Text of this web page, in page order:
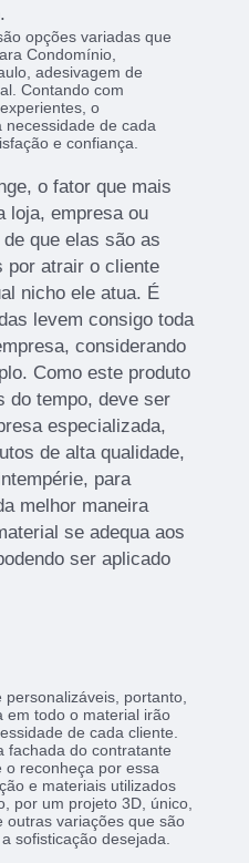
opções variadas que
Condomínio,
adesivagem de
Contando com
o
de cada
e confiança.
o fator que mais
loja, empresa ou
que elas são as
por atrair o cliente
nicho ele atua. É
levem consigo toda
considerando
Como este produto
do tempo, deve ser
especializada,
de alta qualidade,
para
melhor maneira
se adequa aos
ser aplicado
portanto,
em todo o material irão
de cada cliente.
fachada do contratante
o reconheça por essa
e materiais utilizados
por um projeto 3D, único,
outras variações que são
sofisticação desejada.